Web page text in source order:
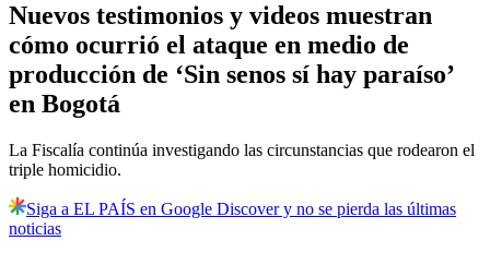
Nuevos testimonios y videos muestran
cómo ocurrió el ataque en medio de
producción de ‘Sin senos sí hay paraíso’
en Bogotá
La Fiscalía continúa investigando las circunstancias que rodearon el
triple homicidio.
Siga a EL PAÍS en Google Discover y no se pierda las últimas
noticias